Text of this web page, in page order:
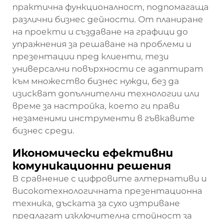
практична функционалност, подпомагаща
различни бизнес дейности. От планиране
на проекти и създаване на графици до
упражнения за решаване на проблеми и
презентации пред клиенти, тези
универсални повърхности се адаптират
към множество бизнес нужди, без да
изискват допълнителни технологии или
време за настройка, което ги прави
незаменими инструменти в гъвкавите
бизнес среди.
Икономически ефективни
комуникационни решения
В сравнение с цифровите алтернативи и
високотехнологичната презентационна
техника, дъската за сухо изтриване
предлагат изключителна стойност за